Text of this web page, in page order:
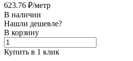
623.76 ₽/метр
В наличии
Нашли дешевле?
В корзину
Купить в 1 клик